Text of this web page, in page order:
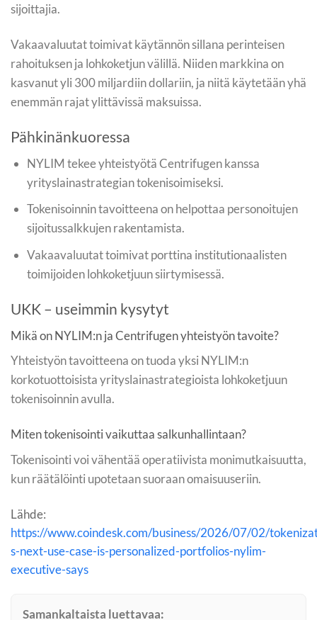
sijoittajia.
Vakaavaluutat toimivat käytännön sillana perinteisen
rahoituksen ja lohkoketjun välillä. Niiden markkina on
kasvanut yli 300 miljardiin dollariin, ja niitä käytetään yhä
enemmän rajat ylittävissä maksuissa.
Pähkinänkuoressa
NYLIM tekee yhteistyötä Centrifugen kanssa
yrityslainastrategian tokenisoimiseksi.
Tokenisoinnin tavoitteena on helpottaa personoitujen
sijoitussalkkujen rakentamista.
Vakaavaluutat toimivat porttina institutionaalisten
toimijoiden lohkoketjuun siirtymisessä.
UKK – useimmin kysytyt
Mikä on NYLIM:n ja Centrifugen yhteistyön tavoite?
Yhteistyön tavoitteena on tuoda yksi NYLIM:n
korkotuottoisista yrityslainastrategioista lohkoketjuun
tokenisoinnin avulla.
Miten tokenisointi vaikuttaa salkunhallintaan?
Tokenisointi voi vähentää operatiivista monimutkaisuutta,
kun räätälöinti upotetaan suoraan omaisuuseriin.
Lähde:
https://www.coindesk.com/business/2026/07/02/
s-next-use-case-is-personalized-portfolios-nylim-
executive-says
Samankaltaista luettavaa: